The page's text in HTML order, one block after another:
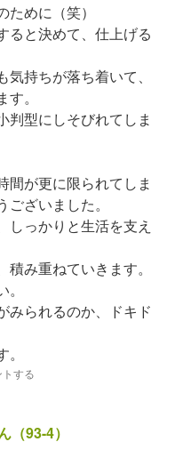
ために（笑）
ると決めて、仕上げる
気持ちが落ち着いて、
す。
判型にしそびれてしま
間が更に限られてしま
ございました。
しっかりと生活を支え
み重ねていきます。
。
みられるのか、ドキド
。
トする
93-4）